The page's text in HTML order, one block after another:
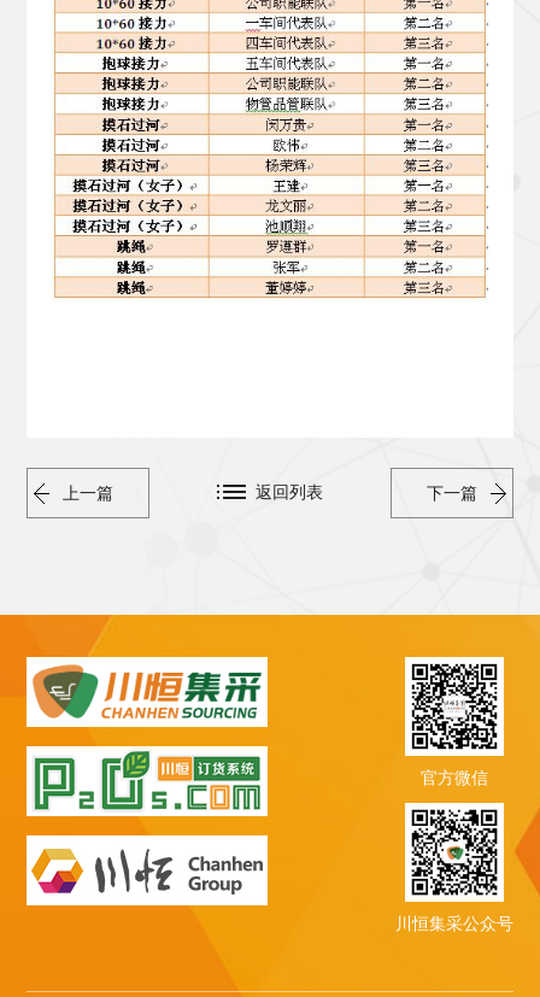
上一篇 下一篇
返回列表
官方微信
川恒集采公众号